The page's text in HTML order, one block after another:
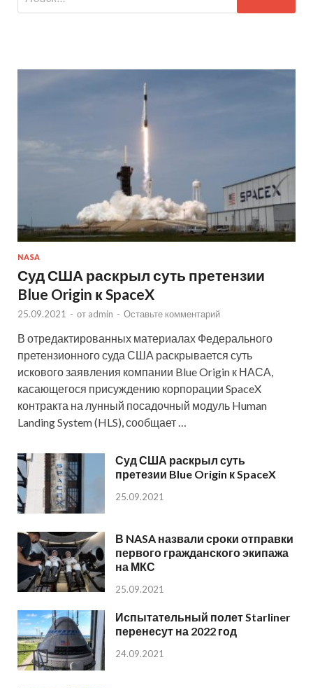
NASA
Суд США раскрыл суть претензии
Blue Origin к SpaceX
25.09.2021 - от admin - Оставьте комментарий
В отредактированных материалах Федерального
претензионного суда США раскрывается суть
искового заявления компании Blue Origin к НАСА,
касающегося присуждению корпорации SpaceX
контракта на лунный посадочный модуль Human
Landing System (HLS), сообщает …
Суд США раскрыл суть
претезии Blue Origin к SpaceX
25.09.2021
В NASA назвали сроки отправки
первого гражданского экипажа
на МКС
25.09.2021
Испытательный полет Starliner
перенесут на 2022 год
24.09.2021